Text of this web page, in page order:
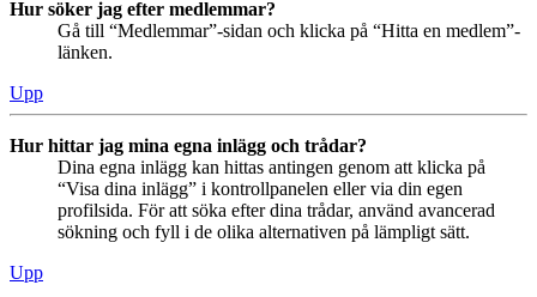
Hur söker jag efter medlemmar?
Gå till “Medlemmar”-sidan och klicka på “Hitta en medlem”-
länken.
Upp
Hur hittar jag mina egna inlägg och trådar?
Dina egna inlägg kan hittas antingen genom att klicka på
“Visa dina inlägg” i kontrollpanelen eller via din egen
profilsida. För att söka efter dina trådar, använd avancerad
sökning och fyll i de olika alternativen på lämpligt sätt.
Upp